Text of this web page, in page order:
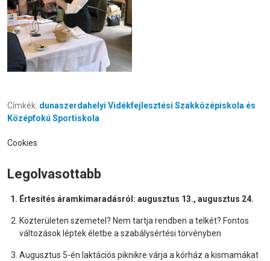
Címkék: dunaszerdahelyi Vidékfejlesztési Szakközépiskola és
Középfokú Sportiskola
Cookies
Legolvasottabb
Értesítés áramkimaradásról: augusztus 13., augusztus 24.
Közterületen szemetel? Nem tartja rendben a telkét? Fontos
változások léptek életbe a szabálysértési törvényben
Augusztus 5-én laktációs piknikre várja a kórház a kismamákat